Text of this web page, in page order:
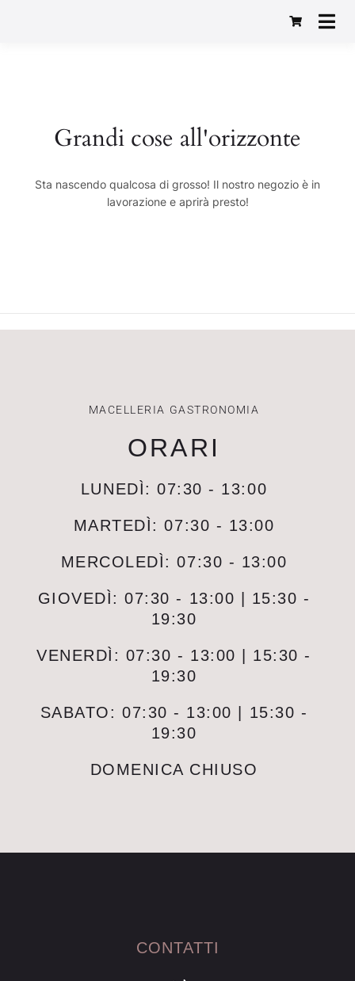
Grandi cose all'orizzonte
Sta nascendo qualcosa di grosso! Il nostro negozio è in
lavorazione e aprirà presto!
MACELLERIA GASTRONOMIA
ORARI
LUNEDÌ: 07:30 - 13:00
MARTEDÌ: 07:30 - 13:00
MERCOLEDÌ: 07:30 - 13:00
GIOVEDÌ: 07:30 - 13:00 | 15:30 -
19:30
VENERDÌ: 07:30 - 13:00 | 15:30 -
19:30
SABATO: 07:30 - 13:00 | 15:30 -
19:30
DOMENICA CHIUSO
CONTATTI